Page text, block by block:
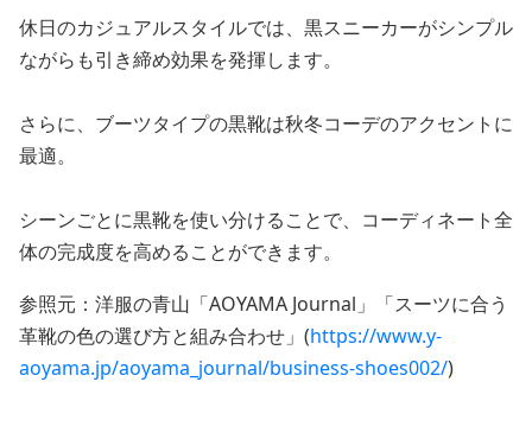
休日のカジュアルスタイルでは、黒スニーカーがシンプル
ながらも引き締め効果を発揮します。
さらに、ブーツタイプの黒靴は秋冬コーデのアクセントに
最適。
シーンごとに黒靴を使い分けることで、コーディネート全
体の完成度を高めることができます。
参照元：洋服の青山「AOYAMA Journal」「スーツに合う
革靴の色の選び方と組み合わせ」(https://www.y-
aoyama.jp/aoyama_journal/business-shoes002/)